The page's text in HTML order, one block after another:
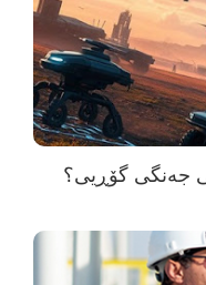
جەنگی گۆڕیی؟